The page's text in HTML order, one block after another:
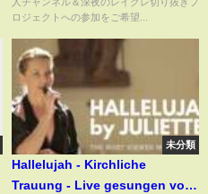
ロジェクトへの参加をご希望...
未分類
Hallelujah - Kirchliche
Trauung - Live gesungen von